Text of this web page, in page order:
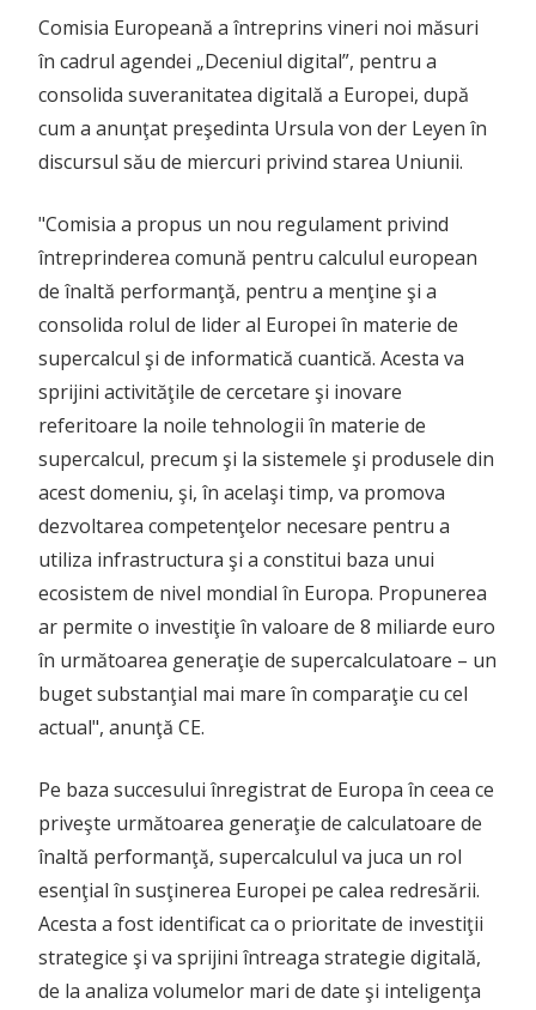
Comisia Europeană a întreprins vineri noi măsuri
în cadrul agendei „Deceniul digital”, pentru a
consolida suveranitatea digitală a Europei, după
cum a anunţat preşedinta Ursula von der Leyen în
discursul său de miercuri privind starea Uniunii.
"Comisia a propus un nou regulament privind
întreprinderea comună pentru calculul european
de înaltă performanţă, pentru a menţine şi a
consolida rolul de lider al Europei în materie de
supercalcul şi de informatică cuantică. Acesta va
sprijini activităţile de cercetare şi inovare
referitoare la noile tehnologii în materie de
supercalcul, precum şi la sistemele şi produsele din
acest domeniu, şi, în acelaşi timp, va promova
dezvoltarea competenţelor necesare pentru a
utiliza infrastructura şi a constitui baza unui
ecosistem de nivel mondial în Europa. Propunerea
ar permite o investiţie în valoare de 8 miliarde euro
în următoarea generaţie de supercalculatoare – un
buget substanţial mai mare în comparaţie cu cel
actual", anunţă CE.
Pe baza succesului înregistrat de Europa în ceea ce
priveşte următoarea generaţie de calculatoare de
înaltă performanţă, supercalculul va juca un rol
esenţial în susţinerea Europei pe calea redresării.
Acesta a fost identificat ca o prioritate de investiţii
strategice şi va sprijini întreaga strategie digitală,
de la analiza volumelor mari de date şi inteligenţa